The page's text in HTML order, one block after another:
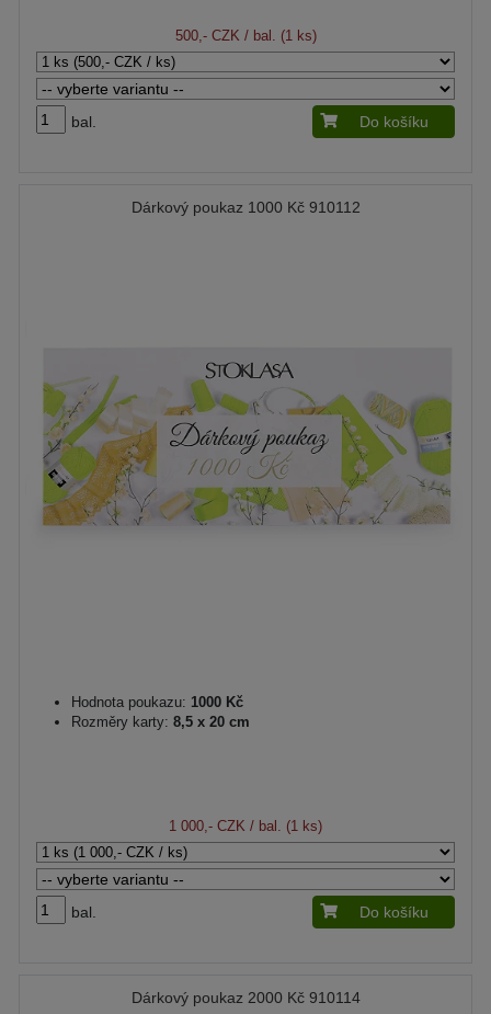
500,- CZK / bal. (1 ks)
bal. Do košíku
Dárkový poukaz 1000 Kč 910112
Hodnota poukazu: 1000 Kč
Rozměry karty: 8,5 x 20 cm
1 000,- CZK / bal. (1 ks)
bal. Do košíku
Dárkový poukaz 2000 Kč 910114